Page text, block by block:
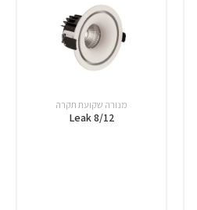
מנורה שקועת תקרה
Leak 8/12